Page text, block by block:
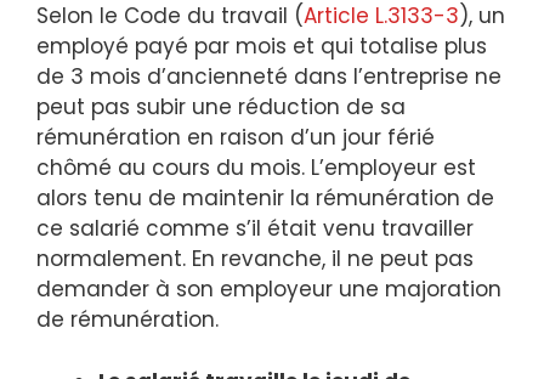
Selon le Code du travail (Article L.3133-3), un
employé payé par mois et qui totalise plus
de 3 mois d’ancienneté dans l’entreprise ne
peut pas subir une réduction de sa
rémunération en raison d’un jour férié
chômé au cours du mois. L’employeur est
alors tenu de maintenir la rémunération de
ce salarié comme s’il était venu travailler
normalement. En revanche, il ne peut pas
demander à son employeur une majoration
de rémunération.